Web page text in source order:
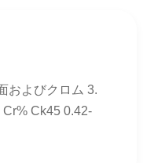
およびクロム 3.
Ck45 0.42-